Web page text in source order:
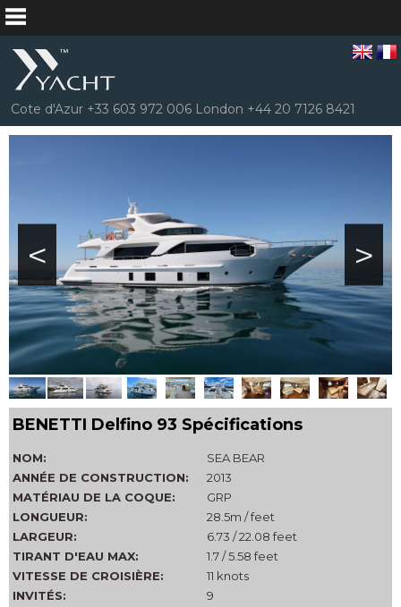
Cote d'Azur +33 603 972 006 London +44 20 7126 8421
>
<
BENETTI Delfino 93 Spécifications
NOM:
SEA BEAR
ANNÉE DE CONSTRUCTION:
2013
MATÉRIAU DE LA COQUE:
GRP
LONGUEUR:
28.5m / feet
LARGEUR:
6.73 / 22.08 feet
TIRANT D'EAU MAX:
1.7 / 5.58 feet
VITESSE DE CROISIÈRE:
11 knots
INVITÉS:
9